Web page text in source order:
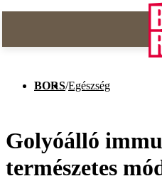
BORS/Egészség
Golyóálló
természetes